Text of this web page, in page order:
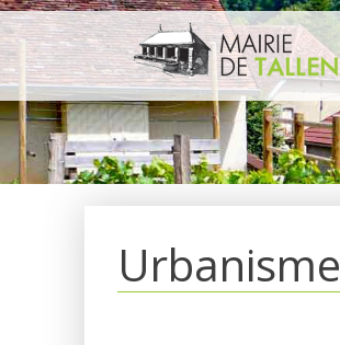
Aller
au
contenu
Urbanisme